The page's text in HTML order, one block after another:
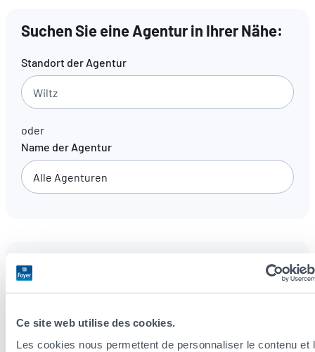
Ce site web utilise des cookies.
Les cookies nous permettent de personnaliser le contenu et
Suchen Sie eine Agentur in Ihrer Nähe:
Standort der Agentur
oder
Name der Agentur
Unsere Agenturen
Sprachen
Alle Sprachen